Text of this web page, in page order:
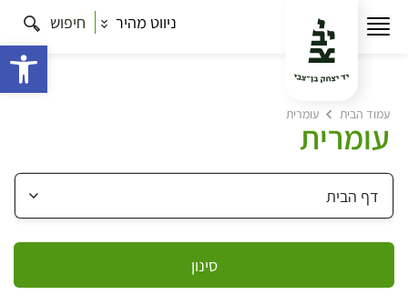
ניווט מהיר חיפוש
עמוד הבית עומרית
עומרית
סינון